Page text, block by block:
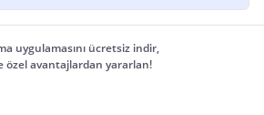
uygulamasını ücretsiz indir,
özel avantajlardan yararlan!